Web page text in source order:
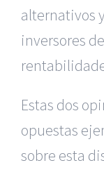
alternativos
inversores
Estas dos
opuestas
sobre esta